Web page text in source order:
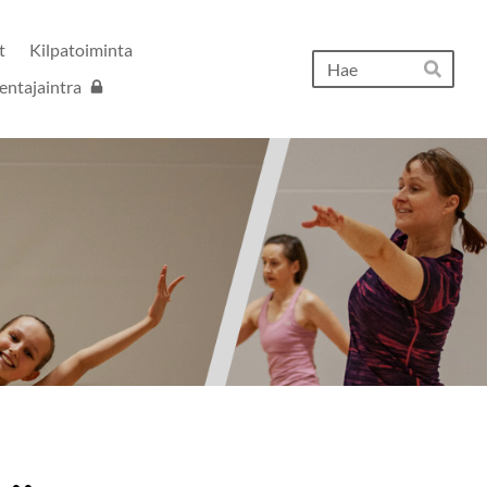
Kilpatoiminta
Hae